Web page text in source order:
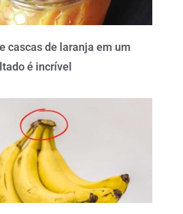
cascas de laranja em um
é incrível